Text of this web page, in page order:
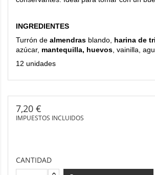
INGREDIENTES
Turrón de almendras blando, harina de
azúcar, mantequilla, huevos , vainilla,
12 unidades
7,20 €
IMPUESTOS INCLUIDOS
CANTIDAD